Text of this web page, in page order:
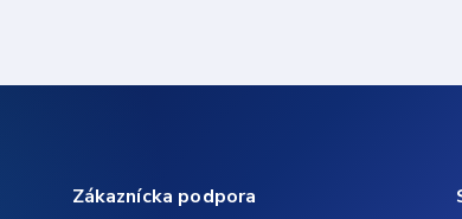
Zákaznícka podpora